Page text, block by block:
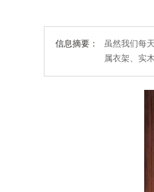
信息摘要：
虽然我们每
属衣架、实